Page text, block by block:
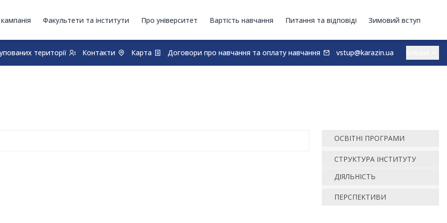
Факультети та інститути Про університет Вартість навчання Питання та відповіді Зимовий вступ
території Контакти Карта Договори про навчання та оплату навчання
vstup@karazin.ua
факультет
ОСВІТНІ ПРОГРАМИ
СТРУКТУРА ІНСТИТУТУ
ДІЯЛЬНІСТЬ
ПЕРСПЕКТИВИ